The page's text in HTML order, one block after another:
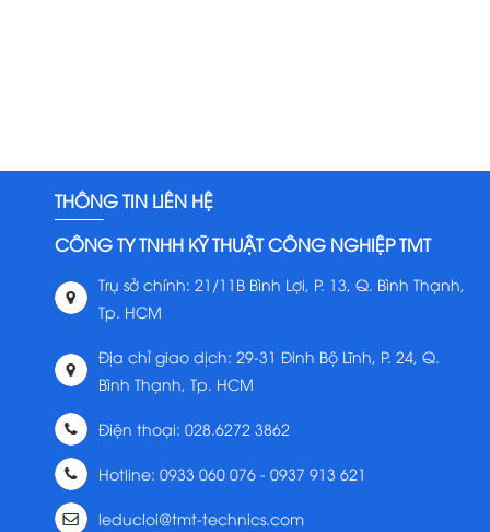
THÔNG TIN LIÊN HỆ
CÔNG TY TNHH KỸ THUẬT CÔNG NGHIỆP TMT
Trụ sở chính: 21/11B Bình Lợi, P. 13, Q. Bình Thạnh,
Tp. HCM
Địa chỉ giao dịch: 29-31 Đinh Bộ Lĩnh, P. 24, Q.
Bình Thạnh, Tp. HCM
Điện thoại: 028.6272 3862
Hotline: 0933 060 076 - 0937 913 621
leducloi@tmt-technics.com